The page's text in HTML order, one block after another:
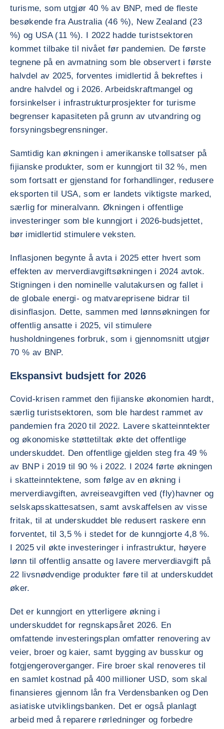
turisme, som utgjør 40 % av BNP, med de fleste
besøkende fra Australia (46 %), New Zealand (23
%) og USA (11 %). I 2022 hadde turistsektoren
kommet tilbake til nivået før pandemien. De første
tegnene på en avmatning som ble observert i første
halvdel av 2025, forventes imidlertid å bekreftes i
andre halvdel og i 2026. Arbeidskraftmangel og
forsinkelser i infrastrukturprosjekter for turisme
begrenser kapasiteten på grunn av utvandring og
forsyningsbegrensninger.
Samtidig kan økningen i amerikanske tollsatser på
fijianske produkter, som er kunngjort til 32 %, men
som fortsatt er gjenstand for forhandlinger, redusere
eksporten til USA, som er landets viktigste marked,
særlig for mineralvann. Økningen i offentlige
investeringer som ble kunngjort i 2026-budsjettet,
bør imidlertid stimulere veksten.
Inflasjonen begynte å avta i 2025 etter hvert som
effekten av merverdiavgiftsøkningen i 2024 avtok.
Stigningen i den nominelle valutakursen og fallet i
de globale energi- og matvareprisene bidrar til
disinflasjon. Dette, sammen med lønnsøkningen for
offentlig ansatte i 2025, vil stimulere
husholdningenes forbruk, som i gjennomsnitt utgjør
70 % av BNP.
Ekspansivt budsjett for 2026
Covid-krisen rammet den fijianske økonomien hardt,
særlig turistsektoren, som ble hardest rammet av
pandemien fra 2020 til 2022. Lavere skatteinntekter
og økonomiske støttetiltak økte det offentlige
underskuddet. Den offentlige gjelden steg fra 49 %
av BNP i 2019 til 90 % i 2022. I 2024 førte økningen
i skatteinntektene, som følge av en økning i
merverdiavgiften, avreiseavgiften ved (fly)havner og
selskapsskattesatsen, samt avskaffelsen av visse
fritak, til at underskuddet ble redusert raskere enn
forventet, til 3,5 % i stedet for de kunngjorte 4,8 %.
I 2025 vil økte investeringer i infrastruktur, høyere
lønn til offentlig ansatte og lavere merverdiavgift på
22 livsnødvendige produkter føre til at underskuddet
øker.
Det er kunngjort en ytterligere økning i
underskuddet for regnskapsåret 2026. En
omfattende investeringsplan omfatter renovering av
veier, broer og kaier, samt bygging av busskur og
fotgjengeroverganger. Fire broer skal renoveres til
en samlet kostnad på 400 millioner USD, som skal
finansieres gjennom lån fra Verdensbanken og Den
asiatiske utviklingsbanken. Det er også planlagt
arbeid med å reparere rørledninger og forbedre